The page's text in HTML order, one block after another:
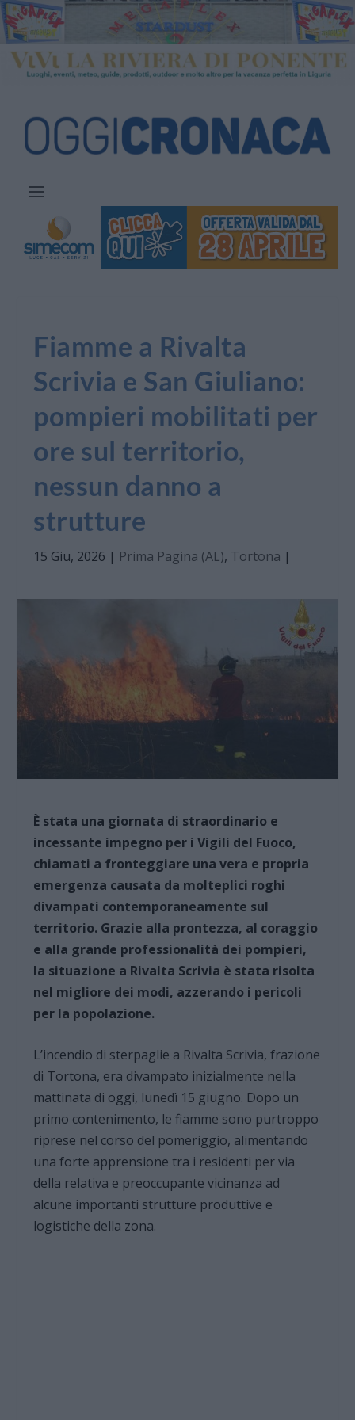
Fiamme a Rivalta
Scrivia e San Giuliano:
pompieri mobilitati per
ore sul territorio,
nessun danno a
strutture
15 Giu, 2026 | Prima Pagina (AL), Tortona |
È stata una giornata di straordinario e
incessante impegno per i Vigili del Fuoco,
chiamati a fronteggiare una vera e propria
emergenza causata da molteplici roghi
divampati contemporaneamente sul
territorio. Grazie alla prontezza, al coraggio
e alla grande professionalità dei pompieri,
la situazione a Rivalta Scrivia è stata risolta
nel migliore dei modi, azzerando i pericoli
per la popolazione.
L’incendio di sterpaglie a Rivalta Scrivia, frazione
di Tortona, era divampato inizialmente nella
mattinata di oggi, lunedì 15 giugno. Dopo un
primo contenimento, le fiamme sono purtroppo
riprese nel corso del pomeriggio, alimentando
una forte apprensione tra i residenti per via
della relativa e preoccupante vicinanza ad
alcune importanti strutture produttive e
logistiche della zona.